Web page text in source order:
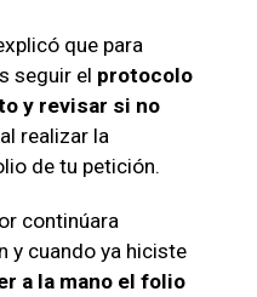
que para
seguir el protocolo
y revisar si no
realizar la
de tu petición.
continúara
y cuando ya hiciste
a la mano el folio